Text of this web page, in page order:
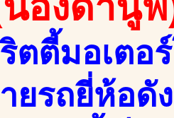
ตตี้มอเตอ
ยรถยี่ห้อดั